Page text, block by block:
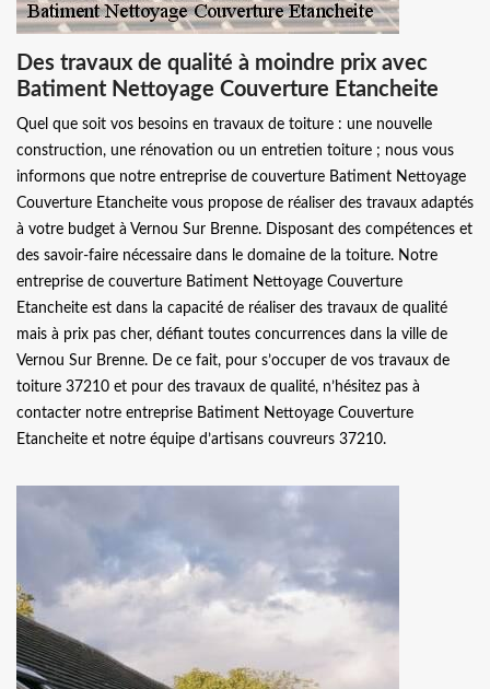
Des travaux de qualité à moindre prix avec
Batiment Nettoyage Couverture Etancheite
Quel que soit vos besoins en travaux de toiture : une nouvelle
construction, une rénovation ou un entretien toiture ; nous vous
informons que notre entreprise de couverture Batiment Nettoyage
Couverture Etancheite vous propose de réaliser des travaux adaptés
à votre budget à Vernou Sur Brenne. Disposant des compétences et
des savoir-faire nécessaire dans le domaine de la toiture. Notre
entreprise de couverture Batiment Nettoyage Couverture
Etancheite est dans la capacité de réaliser des travaux de qualité
mais à prix pas cher, défiant toutes concurrences dans la ville de
Vernou Sur Brenne. De ce fait, pour s’occuper de vos travaux de
toiture 37210 et pour des travaux de qualité, n’hésitez pas à
contacter notre entreprise Batiment Nettoyage Couverture
Etancheite et notre équipe d’artisans couvreurs 37210.